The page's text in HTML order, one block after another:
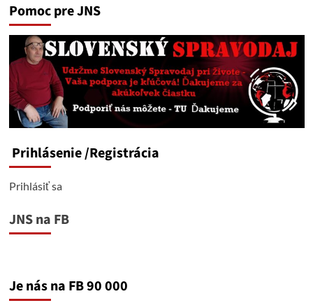
Pomoc pre JNS
Prihlásenie/Registrácia
Prihlásiť sa
JNS na FB
Je nás na FB 90 000